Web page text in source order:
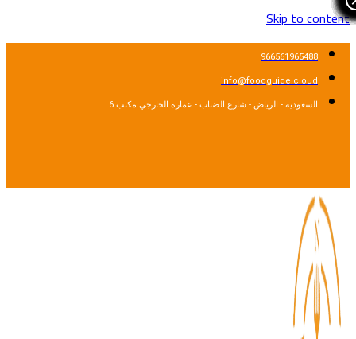
Skip to content
966561965488
info@foodguide.cloud
السعودية - الرياض - شارع الضباب - عمارة الخارجي مكتب 6